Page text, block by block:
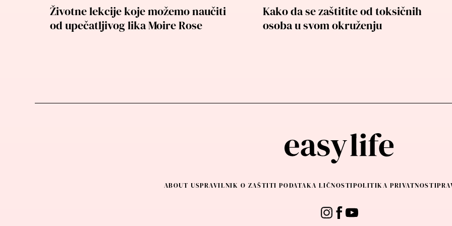
Životne lekcije koje možemo naučiti
od upečatljivog lika Moire Rose
Kako da se zaštitite od toksičnih
osoba u svom okruženju
ABOUT USPRAVILNIK O ZAŠTITI PODATAKA LIČNOSTIPOLITIKA PRIVATNOSTI